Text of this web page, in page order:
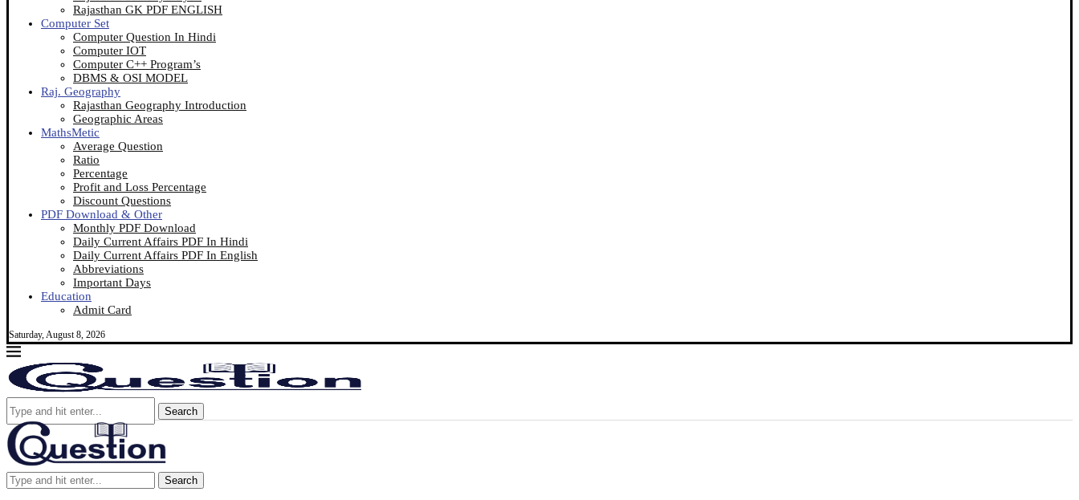
Rajasthan GK PDF ENGLISH
Computer Set
Computer Question In Hindi
Computer IOT
Computer C++ Program’s
DBMS & OSI MODEL
Raj. Geography
Rajasthan Geography Introduction
Geographic Areas
MathsMetic
Average Question
Ratio
Percentage
Profit and Loss Percentage
Discount Questions
PDF Download & Other
Monthly PDF Download
Daily Current Affairs PDF In Hindi
Daily Current Affairs PDF In English
Abbreviations
Important Days
Education
Admit Card
Saturday, August 8, 2026
Search
Search